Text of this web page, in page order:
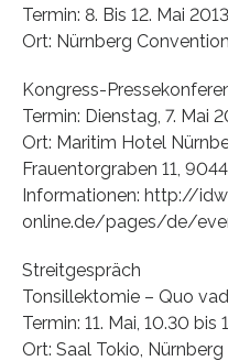
Termin: 8. Bis 12. Mai 2013
Ort: Nürnberg
Kongress-
Termin: Dienstag, 7. Mai
Ort: Maritim Hotel
Frauentorgraben 11,
Informationen: http://
online.de/pages/de/
Streitgespräch
Tonsillektomie – Quo
Termin: 11. Mai, 10.30 bis
Ort: Saal Tokio,